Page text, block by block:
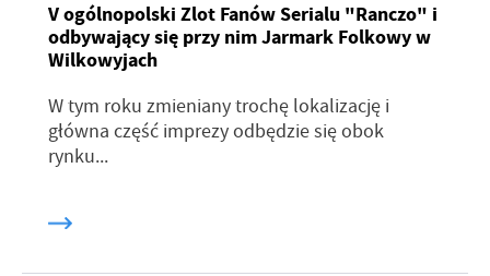
V ogólnopolski Zlot Fanów Serialu "Ranczo" i
odbywający się przy nim Jarmark Folkowy w
Wilkowyjach
W tym roku zmieniany trochę lokalizację i
główna część imprezy odbędzie się obok
rynku...